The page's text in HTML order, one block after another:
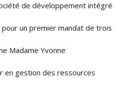
de développement intégré
pour un premier mandat de trois
Madame Yvonne
en gestion des ressources